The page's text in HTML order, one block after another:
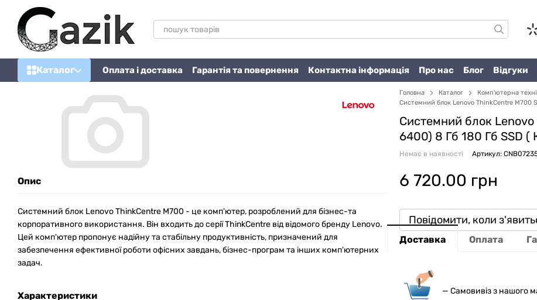
Перейти до основного контенту
Каталог Оплата і доставка Гарантія та повернення Контактна інформація Про нас Блог Відгуки
Опис
Системний блок Lenovo ThinkCentre M700 - це комп'ютер, розроблений для бізнес-та
корпоративного використання. Він входить до серії ThinkCentre від відомого бренду Lenovo.
Цей комп'ютер пропонує надійну та стабільну продуктивність, призначений для
забезпечення ефективної роботи офісних завдань, бізнес-програм та інших комп'ютерних
задач.
Характеристики
Головна Каталог Комп'ютерна
Системний блок Lenovo ThinkCentre M700
Системний блок
6400) 8 Гб 180 Гб SSD (
Немає в наявності Артикул:
6 720.00 грн
Повідомити, коли
Доставка Оплата
— Самовивіз з нашого